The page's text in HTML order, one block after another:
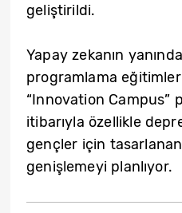
geliştirildi.
Yapay zekanın
programlama
“Innovation Campus”
itibarıyla özellikle
gençler için tasarlanan
genişlemeyi planlıyor.